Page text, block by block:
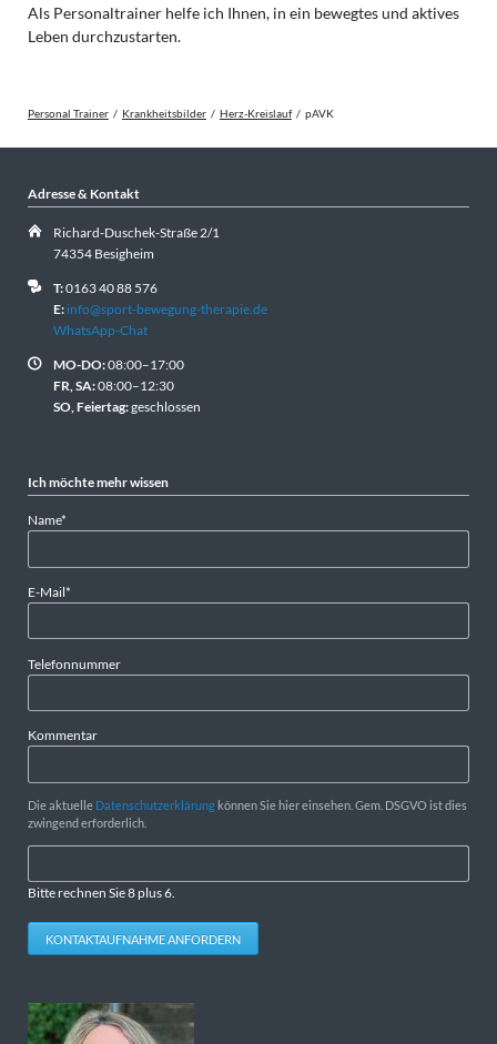
Als Personaltrainer helfe ich Ihnen, in ein bewegtes und aktives
Leben durchzustarten.
Personal Trainer Krankheitsbilder Herz-Kreislauf pAVK
Adresse & Kontakt
Richard-Duschek-Straße 2/1
74354 Besigheim
T:0163 40 88 576
E: info@sport-bewegung-therapie.de
WhatsApp-Chat
MO-DO:08:00–17:00
FR, SA:08:00–12:30
SO, Feiertag:geschlossen
Ich möchte mehr wissen
Pflichtfeld
Name*
Pflichtfeld
E-Mail*
Telefonnummer
Kommentar
Die aktuelle Datenschutzerklärungkönnen Sie hier einsehen. Gem. DSGVO ist dies
zwingend erforderlich.
Bitte rechnen Sie 8 plus 6.
KONTAKTAUFNAHME ANFORDERN